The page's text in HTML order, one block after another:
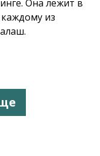
Она лежит в
из